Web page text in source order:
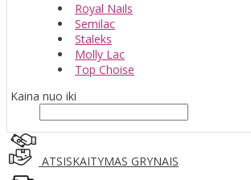
Royal Nails
Semilac
Staleks
Molly Lac
Top Choise
Kaina nuo iki
ATSISKAITYMAS GRYNAIS